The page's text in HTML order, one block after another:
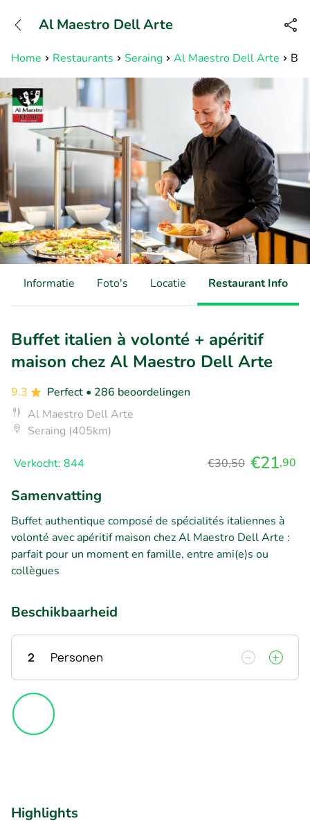
Bereikbaar tot 23:00 uur
Home Restaurants Seraing Al Maestro Dell Arte
Al Maestro Dell Arte
Informatie Foto's Locatie Restaurant Info
Buffet italien à volonté + apéritif
maison chez Al Maestro Dell Arte
9.3 Perfect • 286 beoordelingen
Al Maestro Dell Arte
Seraing (405km)
Verkocht: 844 €30,50 €21,90
Samenvatting
Buffet authentique composé de spécialités italiennes à
volonté avec apéritif maison chez Al Maestro Dell Arte :
parfait pour un moment en famille, entre ami(e)s ou
collègues
Beschikbaarheid
2 Personen
Highlights